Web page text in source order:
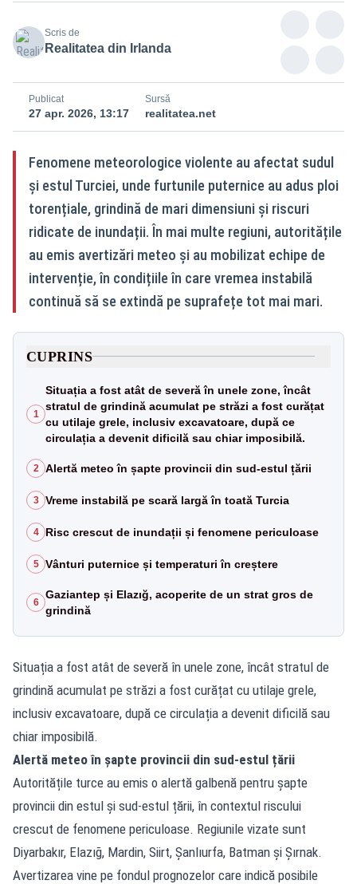
Scris de
Realitatea din Irlanda
Publicat
27 apr. 2026, 13:17
Sursă
realitatea.net
Fenomene meteorologice violente au afectat sudul
și estul Turciei, unde furtunile puternice au adus ploi
torențiale, grindină de mari dimensiuni și riscuri
ridicate de inundații. În mai multe regiuni, autoritățile
au emis avertizări meteo și au mobilizat echipe de
intervenție, în condițiile în care vremea instabilă
continuă să se extindă pe suprafețe tot mai mari.
CUPRINS
1
Situația a fost atât de severă în unele zone, încât
stratul de grindină acumulat pe străzi a fost curățat
cu utilaje grele, inclusiv excavatoare, după ce
circulația a devenit dificilă sau chiar imposibilă.
2 Alertă meteo în șapte provincii din sud-estul țării
3 Vreme instabilă pe scară largă în toată Turcia
4 Risc crescut de inundații și fenomene periculoase
5 Vânturi puternice și temperaturi în creștere
6
Gaziantep și Elazığ, acoperite de un strat gros de
grindină
Situația a fost atât de severă în unele zone, încât stratul de
grindină acumulat pe străzi a fost curățat cu utilaje grele,
inclusiv excavatoare, după ce circulația a devenit dificilă sau
chiar imposibilă.
Alertă meteo în șapte provincii din sud-estul țării
Autoritățile turce au emis o alertă galbenă pentru șapte
provincii din estul și sud-estul țării, în contextul riscului
crescut de fenomene periculoase. Regiunile vizate sunt
Diyarbakır, Elazığ, Mardin, Siirt, Șanlıurfa, Batman și Șırnak.
Avertizarea vine pe fondul prognozelor care indică posibile